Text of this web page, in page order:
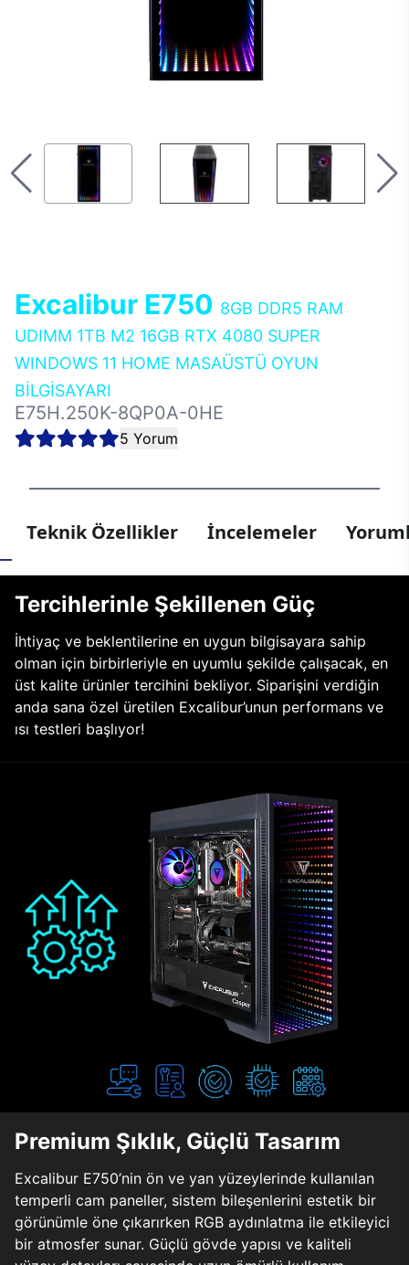
Excalibur E750 8GB DDR5 RAM
UDIMM 1TB M2 16GB RTX 4080 SUPER
WINDOWS 11 HOME MASAÜSTÜ OYUN
BİLGİSAYARI
E75H.250K-8QP0A-0HE
5 Yorum
Teknik Özellikler İncelemeler
Tercihlerinle Şekillenen Güç
İhtiyaç ve beklentilerine en uygun bilgisayara sahip
olman için birbirleriyle en uyumlu şekilde çalışacak, en
üst kalite ürünler tercihini bekliyor. Siparişini verdiğin
anda sana özel üretilen Excalibur’unun performans ve
ısı testleri başlıyor!
Premium Şıklık, Güçlü Tasarım
Excalibur E750’nin ön ve yan yüzeylerinde kullanılan
temperli cam paneller, sistem bileşenlerini estetik bir
görünümle öne çıkarırken RGB aydınlatma ile etkileyici
bir atmosfer sunar. Güçlü gövde yapısı ve kaliteli